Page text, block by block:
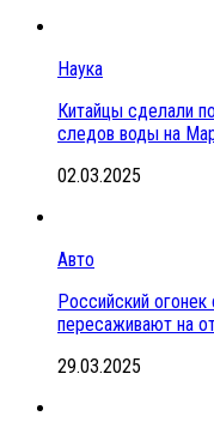
Наука
Китайцы сделали
следов воды на
02.03.2025
Авто
Российский
пересаживают на
29.03.2025